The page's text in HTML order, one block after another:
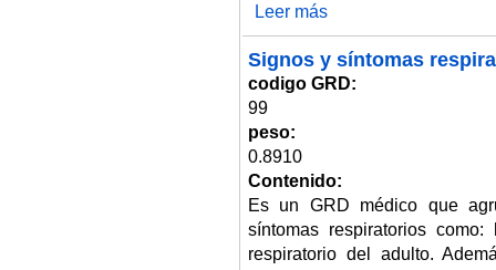
Leer más
Signos y síntomas
codigo GRD:
99
peso:
0.8910
Contenido:
Es un GRD médico que
síntomas respiratorios
respiratorio del adulto.